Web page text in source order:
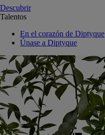
Descubrir
Talentos
En el corazón de Diptyque
Únase a Diptyque